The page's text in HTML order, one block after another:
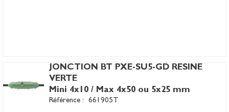
JONCTION BT PXE-SU5-GD RESINE
VERTE
Mini 4x10 / Max 4x50 ou 5x25 mm
Référence : 661905T